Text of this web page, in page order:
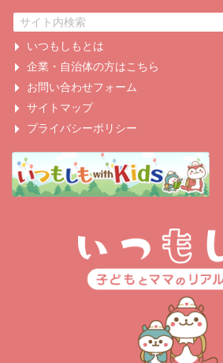
いつもしもとは
企業・自治体の方はこちら
お問い合わせフォーム
サイトマップ
プライバシーポリシー